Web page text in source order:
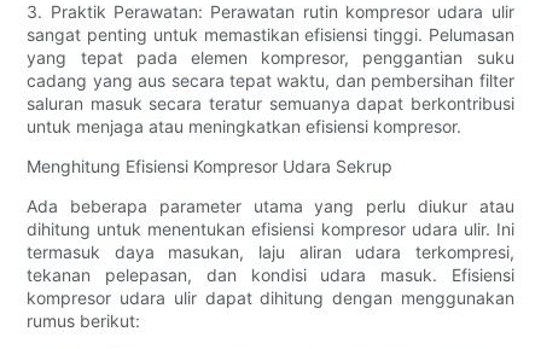
3. Praktik Perawatan: Perawatan rutin kompresor udara ulir
sangat penting untuk memastikan efisiensi tinggi. Pelumasan
yang tepat pada elemen kompresor, penggantian suku
cadang yang aus secara tepat waktu, dan pembersihan filter
saluran masuk secara teratur semuanya dapat berkontribusi
untuk menjaga atau meningkatkan efisiensi kompresor.
Menghitung Efisiensi Kompresor Udara Sekrup
Ada beberapa parameter utama yang perlu diukur atau
dihitung untuk menentukan efisiensi kompresor udara ulir. Ini
termasuk daya masukan, laju aliran udara terkompresi,
tekanan pelepasan, dan kondisi udara masuk. Efisiensi
kompresor udara ulir dapat dihitung dengan menggunakan
rumus berikut: